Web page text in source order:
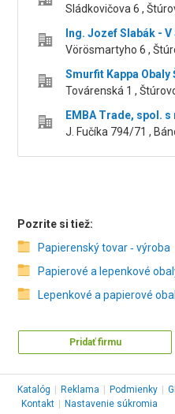
Sládkovičova 6 ,
Ing. Jozef Slabák - V
Vörösmartyho 6 ,
Smurfit Kappa Obaly
Továrenská 1 ,
EMBA Trade, spol. s
J. Fučíka 794/71 ,
Pozrite si tiež:
Papierenský tovar ‑ výroba
Papierové a lepenkové
Lepenkové a papierové
Pridať firmu
Katalóg Reklama Podmienky
Kontakt
Nastavenie súkromia